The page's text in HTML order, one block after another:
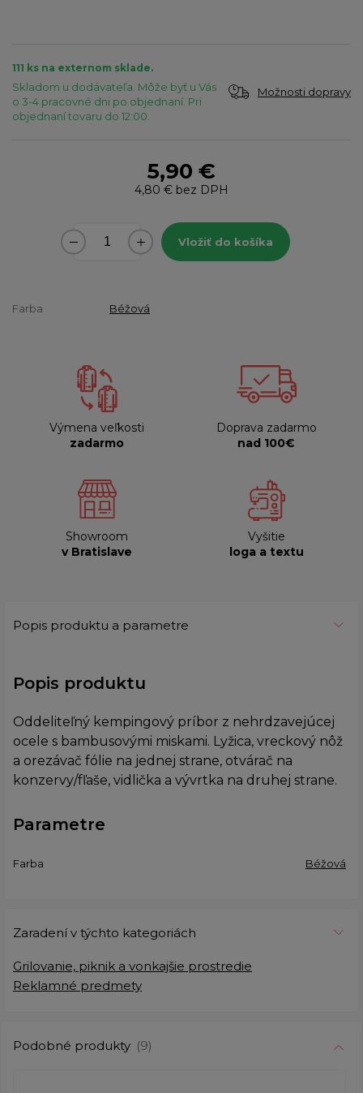
111 ks na externom sklade.
Skladom u dodávateľa. Môže byť u Vás
o 3-4 pracovné dni po objednaní. Pri
objednaní tovaru do 12:00.
Možnosti dopravy
5,90 €
4,80 € bez DPH
Vložiť do košíka
Farba Béžová
Výmena veľkosti
zadarmo
Doprava zadarmo
nad 100€
Showroom
v Bratislave
Vyšitie
loga a textu
Popis produktu a parametre
Popis produktu
Oddeliteľný kempingový príbor z nehrdzavejúcej
ocele s bambusovými miskami. Lyžica, vreckový nôž
a orezávač fólie na jednej strane, otvárač na
konzervy/fľaše, vidlička a vývrtka na druhej strane.
Parametre
Farba Béžová
Zaradení v týchto kategoriách
Grilovanie, piknik a vonkajšie prostredie
Reklamné predmety
Podobné produkty (9)